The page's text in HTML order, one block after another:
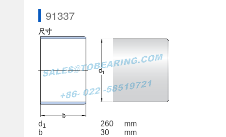
91337
尺寸
d 1 260
mm
b
30
mm